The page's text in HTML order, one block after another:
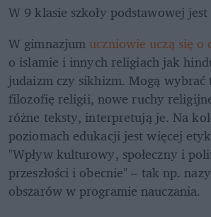
W 9 klasie szkoły podstawowej
W gimnazjum uczniowie uczą się o
o islamie i innych religiach jak
judaizm czy sikhizm. Mogą
filozofię religii, nowe ruchy
różne teksty, interpretują je. Na
poziomach edukacji jest więcej
"Wpływ kulturowy, społeczny i
przeszłości i obecnie" – tak np.
obszarów w programie nauczania.